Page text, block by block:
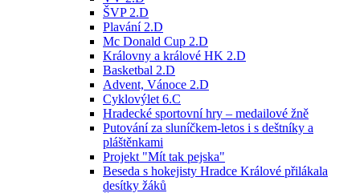
ŠVP 2.D
Plavání 2.D
Mc Donald Cup 2.D
Královny a králové HK 2.D
Basketbal 2.D
Advent, Vánoce 2.D
Cyklovýlet 6.C
Hradecké sportovní hry – medailové žně
Putování za sluníčkem-letos i s deštníky a
pláštěnkami
Projekt "Mít tak pejska"
Beseda s hokejisty Hradce Králové přilákala
desítky žáků